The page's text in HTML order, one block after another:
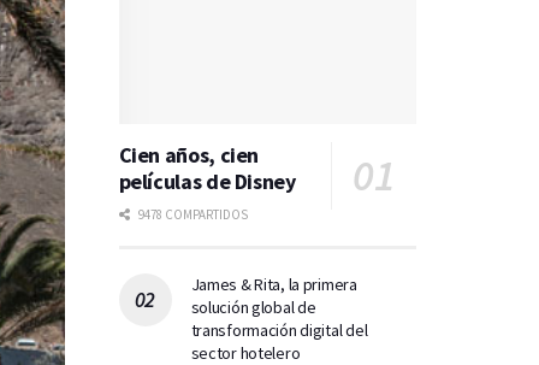
Cien años, cien
películas de Disney
9478 COMPARTIDOS
James & Rita, la primera
solución global de
transformación digital del
sector hotelero